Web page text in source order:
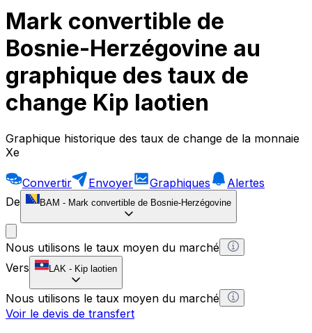
Mark convertible de
Bosnie-Herzégovine au
graphique des taux de
change Kip laotien
Graphique historique des taux de change de la monnaie
Xe
Convertir Envoyer Graphiques
Alertes
De
BAM - Mark convertible de Bosnie-Herzégovine
Nous utilisons le taux moyen du marché
Vers
LAK - Kip laotien
Nous utilisons le taux moyen du marché
Voir le devis de transfert